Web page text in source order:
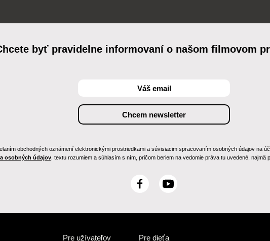
byť pravidelne informovaní o našom filmovom
obchodných oznámení elektronickými prostriedkami a súvisiacim spracovaním osobných údajov na
osobných údajov, textu rozumiem a súhlasím s ním, pričom beriem na vedomie práva tu uvedené, najmä
F
o
Y
b
Pre užívateľov
Pre dieťa